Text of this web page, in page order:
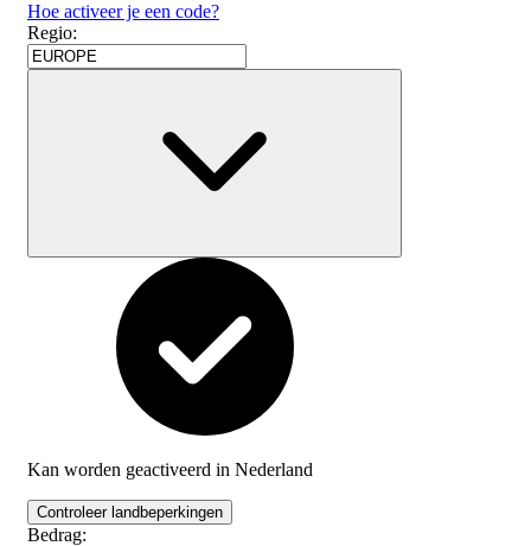
Hoe activeer je een code?
Regio:
Kan worden geactiveerd in Nederland
Controleer landbeperkingen
Bedrag: